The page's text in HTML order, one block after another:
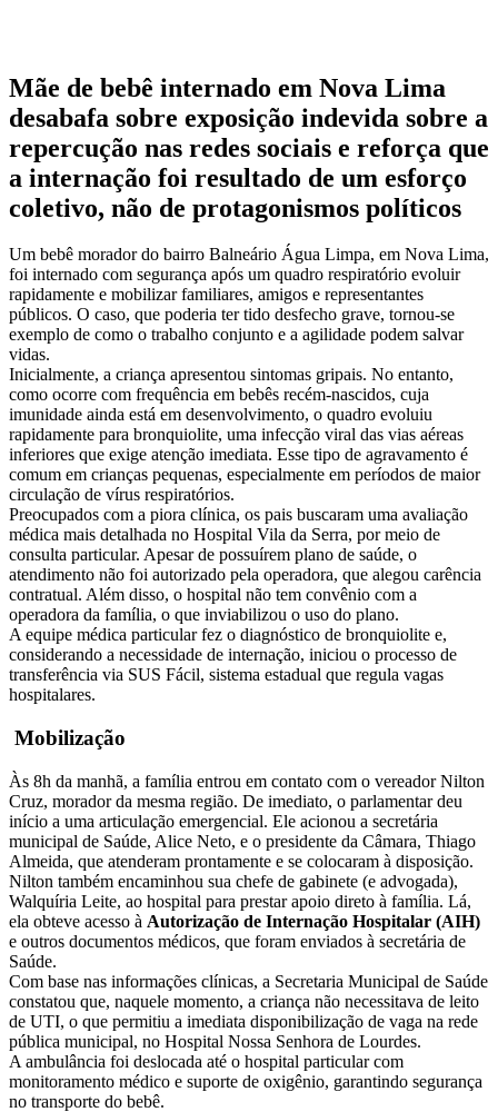
Mãe de bebê internado em Nova Lima
desabafa sobre exposição indevida sobre a
repercução nas redes sociais e reforça que
a internação foi resultado de um esforço
coletivo, não de protagonismos políticos
Um bebê morador do bairro Balneário Água Limpa, em Nova Lima,
foi internado com segurança após um quadro respiratório evoluir
rapidamente e mobilizar familiares, amigos e representantes
públicos. O caso, que poderia ter tido desfecho grave, tornou-se
exemplo de como o trabalho conjunto e a agilidade podem salvar
vidas.
Inicialmente, a criança apresentou sintomas gripais. No entanto,
como ocorre com frequência em bebês recém-nascidos, cuja
imunidade ainda está em desenvolvimento, o quadro evoluiu
rapidamente para bronquiolite, uma infecção viral das vias aéreas
inferiores que exige atenção imediata. Esse tipo de agravamento é
comum em crianças pequenas, especialmente em períodos de maior
circulação de vírus respiratórios.
Preocupados com a piora clínica, os pais buscaram uma avaliação
médica mais detalhada no Hospital Vila da Serra, por meio de
consulta particular. Apesar de possuírem plano de saúde, o
atendimento não foi autorizado pela operadora, que alegou carência
contratual. Além disso, o hospital não tem convênio com a
operadora da família, o que inviabilizou o uso do plano.
A equipe médica particular fez o diagnóstico de bronquiolite e,
considerando a necessidade de internação, iniciou o processo de
transferência via SUS Fácil, sistema estadual que regula vagas
hospitalares.
Mobilização
Às 8h da manhã, a família entrou em contato com o vereador Nilton
Cruz, morador da mesma região. De imediato, o parlamentar deu
início a uma articulação emergencial. Ele acionou a secretária
municipal de Saúde, Alice Neto, e o presidente da Câmara, Thiago
Almeida, que atenderam prontamente e se colocaram à disposição.
Nilton também encaminhou sua chefe de gabinete (e advogada),
Walquíria Leite, ao hospital para prestar apoio direto à família. Lá,
ela obteve acesso à Autorização de Internação Hospitalar (AIH)
e outros documentos médicos, que foram enviados à secretária de
Saúde.
Com base nas informações clínicas, a Secretaria Municipal de Saúde
constatou que, naquele momento, a criança não necessitava de leito
de UTI, o que permitiu a imediata disponibilização de vaga na rede
pública municipal, no Hospital Nossa Senhora de Lourdes.
A ambulância foi deslocada até o hospital particular com
monitoramento médico e suporte de oxigênio, garantindo segurança
no transporte do bebê.